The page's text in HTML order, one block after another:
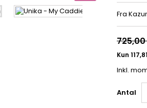
Fra
Inkl.
Antal